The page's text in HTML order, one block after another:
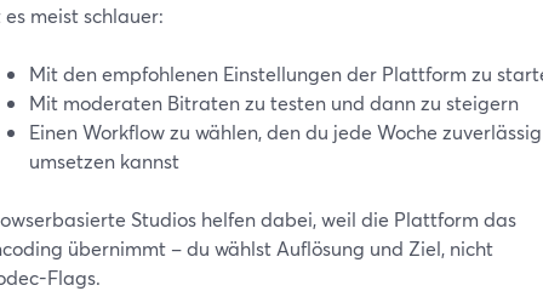
es meist schlauer:
Mit den empfohlenen Einstellungen der Plattform zu
Mit moderaten Bitraten zu testen und dann zu steigern
Einen Workflow zu wählen, den du jede Woche zuverlässig
umsetzen kannst
Studios helfen dabei, weil die Plattform das
übernimmt – du wählst Auflösung und Ziel, nicht
Flags.